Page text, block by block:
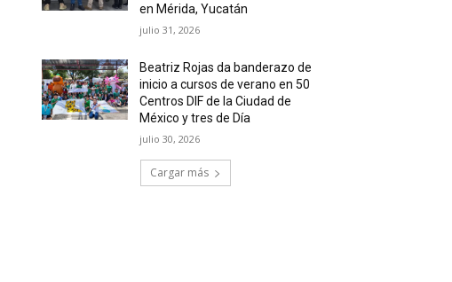
en Mérida, Yucatán
julio 31, 2026
Beatriz Rojas da banderazo de
inicio a cursos de verano en 50
Centros DIF de la Ciudad de
México y tres de Día
julio 30, 2026
Cargar más